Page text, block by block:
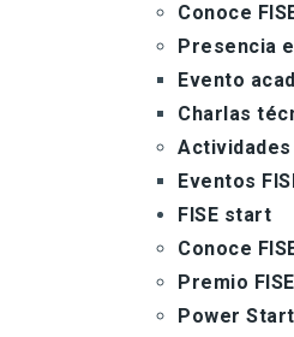
Conoce
Presencia
Evento
Charlas
Eventos
FISE start
Conoce
Premio
Power